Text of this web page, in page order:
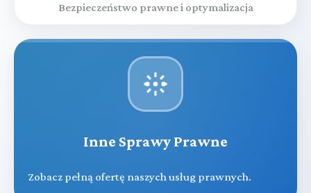
Bezpieczeństwo prawne i optymalizacja
Inne Sprawy Prawne
Zobacz pełną ofertę naszych usług prawnych.